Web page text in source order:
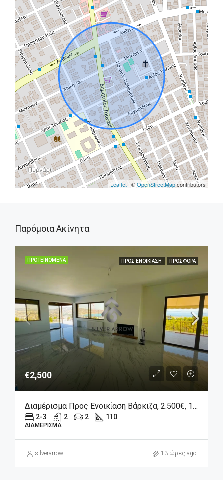
Leaflet | ©OpenStreetMapcontributors
Παρόμοια Ακίνητα
ΠΡΟΤΕΙΝΌΜΕΝΑ ΠΡΟΣ ΕΝΟΙΚΊΑΣΗ ΠΡΟΣΦΟΡΆ
€2,500
Διαμέρισμα Προς Ενοικίαση Βάρκιζα, 2.500€, 110 Τ.μ.
2-3 2 2 110
ΔΙΑΜΈΡΙΣΜΑ
silverarrow 13 ώρες ago